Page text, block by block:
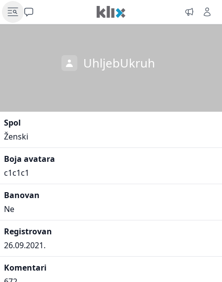
UhljebUkruh
Spol
Ženski
Boja avatara
c1c1c1
Banovan
Ne
Registrovan
26.09.2021.
Komentari